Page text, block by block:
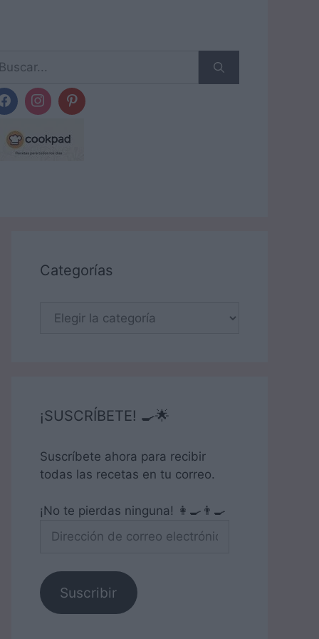
Categorías
Categorías
¡SUSCRÍBETE! 🍳🌟
Suscríbete ahora para recibir
todas las recetas en tu correo.
¡No te pierdas ninguna! 👩‍🍳👨‍🍳
de
electrónico
Suscribir